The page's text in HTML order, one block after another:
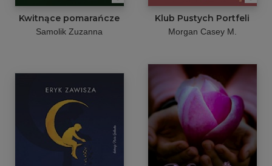
Kwitnące pomarańcze
Samolik Zuzanna
Klub Pustych Portfeli
Morgan Casey M.